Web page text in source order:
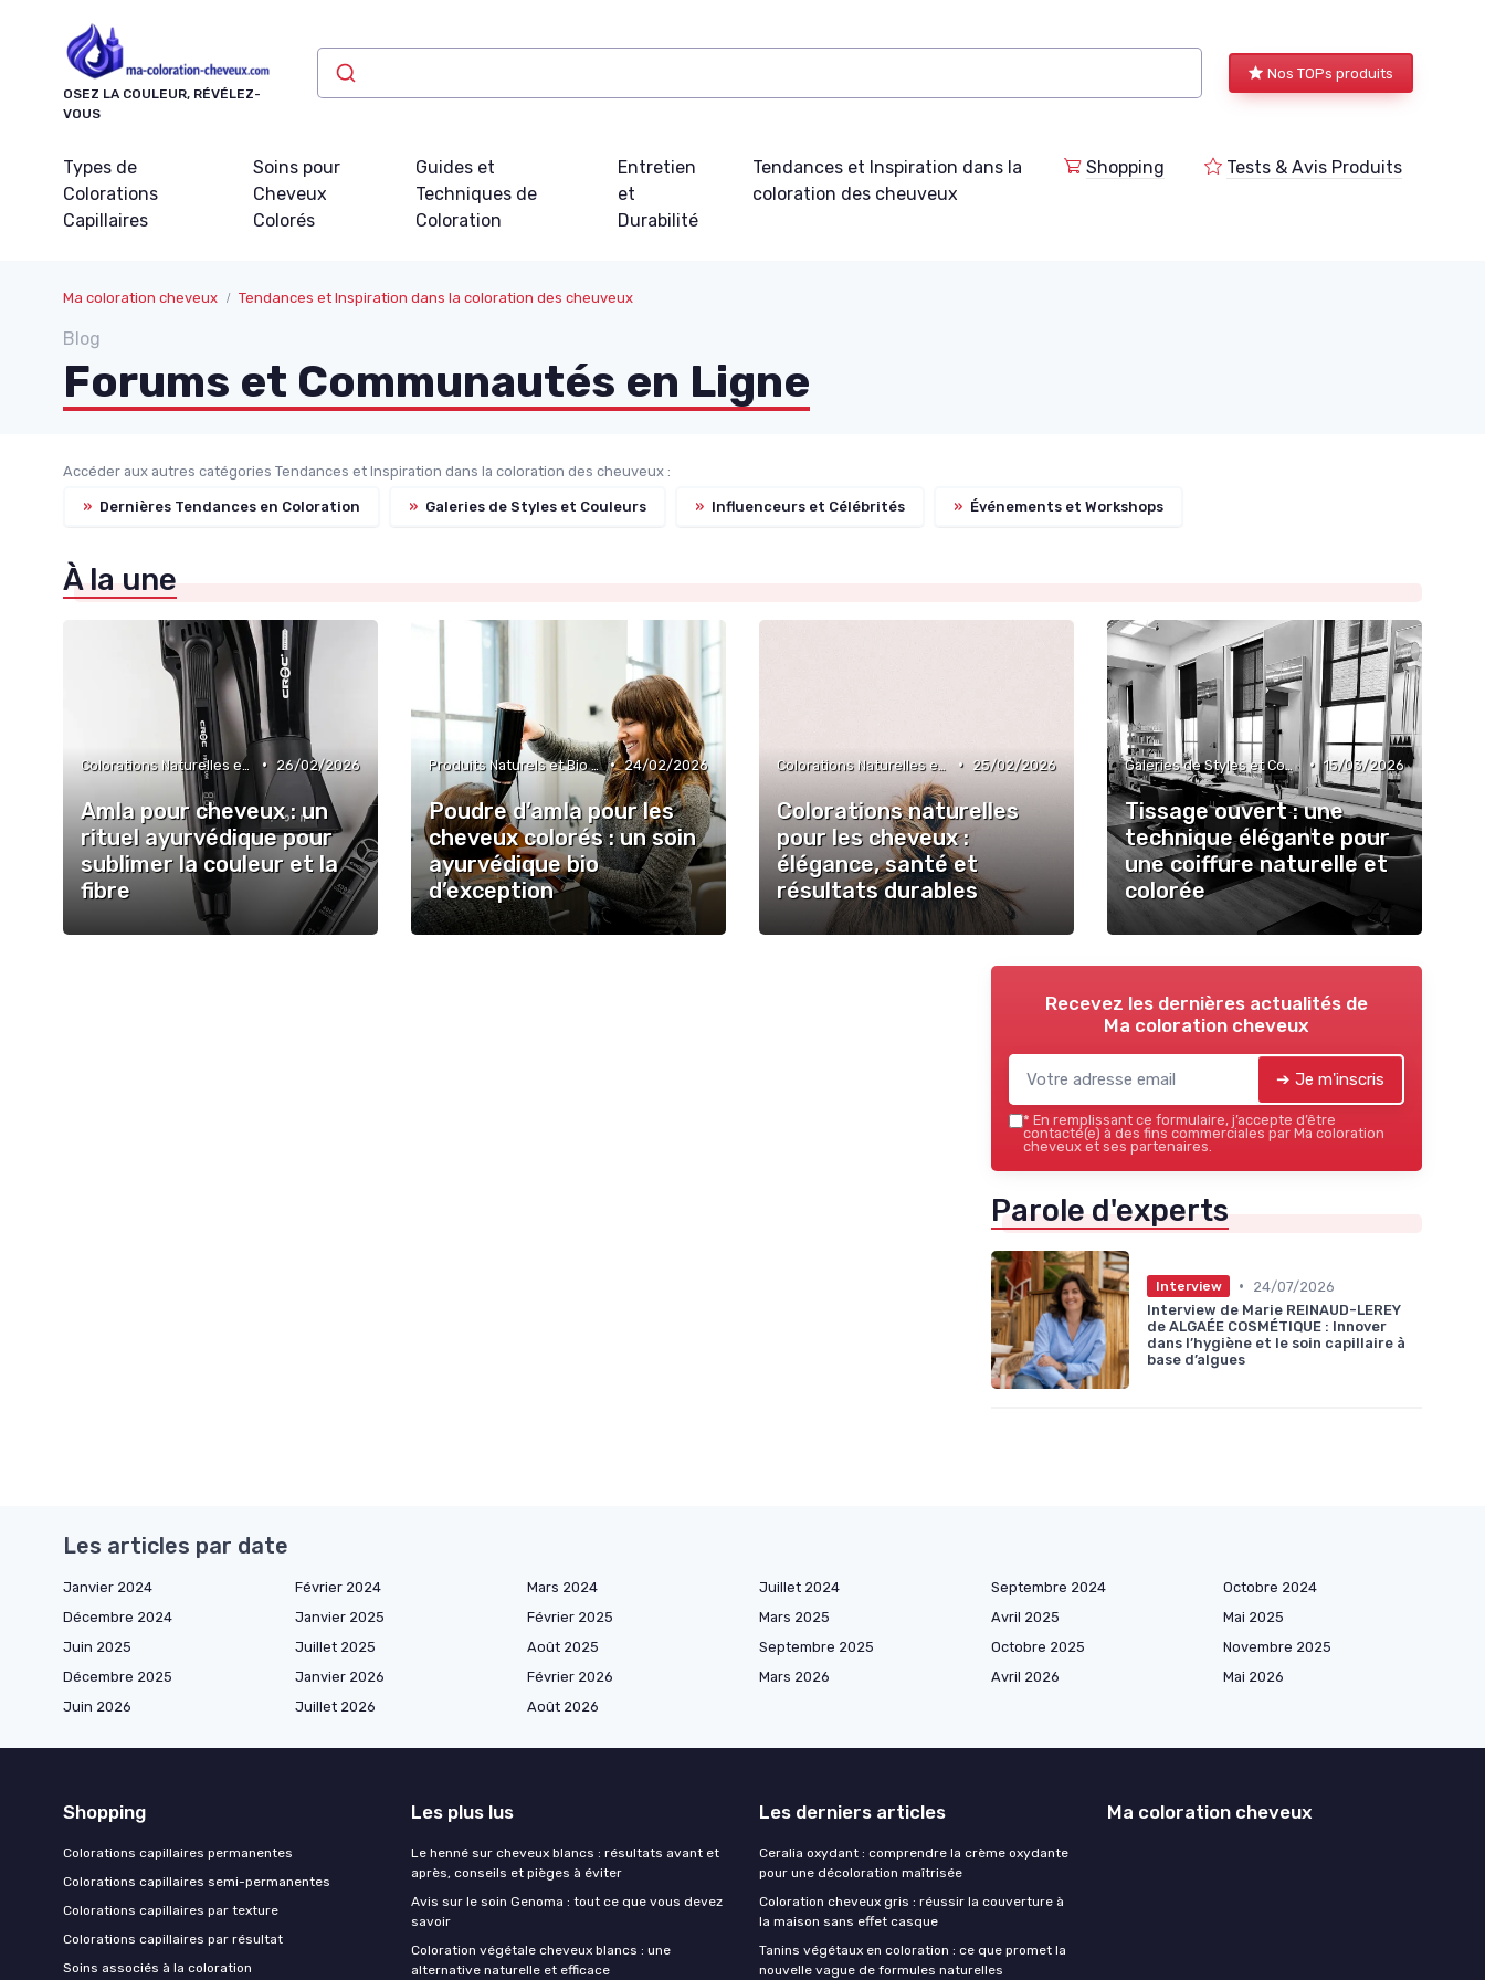
OSEZ LA COULEUR, RÉVÉLEZ-
VOUS
Nos TOPs produits
Types de
Colorations
Capillaires
Soins pour
Cheveux
Colorés
Guides et
Techniques de
Coloration
Entretien
et
Durabilité
Tendances et Inspiration dans la
coloration des cheuveux
Shopping Tests & Avis Produits
Ma coloration cheveux Tendances et Inspiration dans la coloration des cheuveux
Blog
Forums et Communautés en Ligne
Accéder aux autres catégories Tendances et Inspiration dans la coloration des cheuveux :
» Dernières Tendances en Coloration » Galeries de Styles et Couleurs » Influenceurs et Célébrités » Événements et Workshops
À la une
Colorations Naturelles et Bio • 26/02/2026
Amla pour cheveux : un
rituel ayurvédique pour
sublimer la couleur et la
fibre
Produits Naturels et Bio pour Entretien • 24/02/2026
Poudre d’amla pour les
cheveux colorés : un soin
ayurvédique bio
d’exception
Colorations Naturelles et Bio • 25/02/2026
Colorations naturelles
pour les cheveux :
élégance, santé et
résultats durables
Galeries de Styles et Couleurs • 15/03/2026
Tissage ouvert : une
technique élégante pour
une coiffure naturelle et
colorée
Recevez les dernières actualités de
Ma coloration cheveux
➔ Je m'inscris
* En remplissant ce formulaire, j’accepte d’être
contacté(e) à des fins commerciales par Ma coloration
cheveux et ses partenaires.
Parole d'experts
Interview •
24/07/2026
Interview de Marie REINAUD-LEREY
de ALGAÉE COSMÉTIQUE : Innover
dans l’hygiène et le soin capillaire à
base d’algues
Les articles par date
Janvier 2024 Février 2024 Mars 2024 Juillet 2024 Septembre 2024
Octobre 2024
Décembre 2024
Janvier 2025 Février 2025 Mars 2025 Avril 2025
Mai 2025
Juin 2025
Juillet 2025 Août 2025 Septembre 2025 Octobre 2025
Novembre 2025
Décembre 2025
Janvier 2026 Février 2026 Mars 2026 Avril 2026
Mai 2026
Juin 2026
Juillet 2026 Août 2026
Shopping
Colorations capillaires permanentes
Colorations capillaires semi-permanentes
Colorations capillaires par texture
Colorations capillaires par résultat
Soins associés à la coloration
Les plus lus
Le henné sur cheveux blancs : résultats avant et
après, conseils et pièges à éviter
Avis sur le soin Genoma : tout ce que vous devez
savoir
Coloration végétale cheveux blancs : une
alternative naturelle et efficace
Les derniers articles
Ceralia oxydant : comprendre la crème oxydante
pour une décoloration maîtrisée
Coloration cheveux gris : réussir la couverture à
la maison sans effet casque
Tanins végétaux en coloration : ce que promet la
nouvelle vague de formules naturelles
Ma coloration cheveux